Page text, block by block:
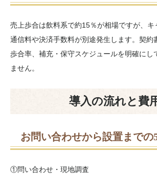
売上歩合は飲料系で約15％が相場ですが、
通信料や決済手数料が別途発生します。契約
歩合率、補充・保守スケジュールを明確にし
ません。
導入の流れと費
お問い合わせから設置までの
①問い合わせ・現地調査